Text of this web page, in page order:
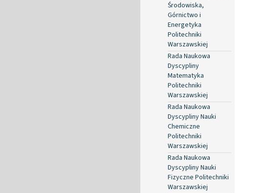
Środowiska,
Górnictwo i
Energetyka
Politechniki
Warszawskiej
Rada Naukowa
Dyscypliny
Matematyka
Politechniki
Warszawskiej
Rada Naukowa
Dyscypliny Nauki
Chemiczne
Politechniki
Warszawskiej
Rada Naukowa
Dyscypliny Nauki
Fizyczne Politechniki
Warszawskiej